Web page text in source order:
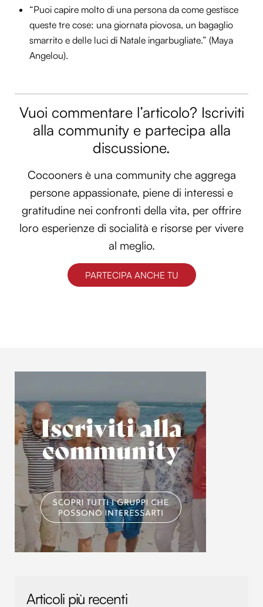
“Puoi capire molto di una persona da come gestisce
queste tre cose: una giornata piovosa, un bagaglio
smarrito e delle luci di Natale ingarbugliate.” (Maya
Angelou).
Vuoi commentare l’articolo? Iscriviti
alla community e partecipa alla
discussione.
Cocooners è una community che aggrega
persone appassionate, piene di interessi e
gratitudine nei confronti della vita, per offrire
loro esperienze di socialità e risorse per vivere
al meglio.
PARTECIPA ANCHE TU
Articoli più recenti